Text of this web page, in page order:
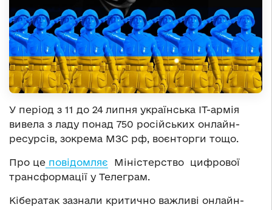
У період з 11 до 24 липня українська ІТ-армія
вивела з ладу понад 750 російських онлайн-
ресурсів, зокрема МЗС рф, воєнторги тощо.
Про це повідомляє Міністерство цифрової
трансформації у Телеграм.
Кібератак зазнали критично важливі онлайн-